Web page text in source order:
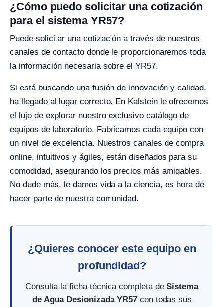
¿Cómo puedo solicitar una cotización
para el sistema YR57?
Puede solicitar una cotización a través de nuestros
canales de contacto donde le proporcionaremos toda
la información necesaria sobre el YR57.
Si está buscando una fusión de innovación y calidad,
ha llegado al lugar correcto. En Kalstein le ofrecemos
el lujo de explorar nuestro exclusivo catálogo de
equipos de laboratorio. Fabricamos cada equipo con
un nivel de excelencia. Nuestros canales de compra
online, intuitivos y ágiles, están diseñados para su
comodidad, asegurando los precios más amigables.
No dude más, le damos vida a la ciencia, es hora de
hacer parte de nuestra comunidad.
¿Quieres conocer este equipo en
profundidad?
Consulta la ficha técnica completa de Sistema
de Agua Desionizada YR57con todas sus